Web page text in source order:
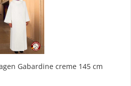
Gabardine creme 145 cm